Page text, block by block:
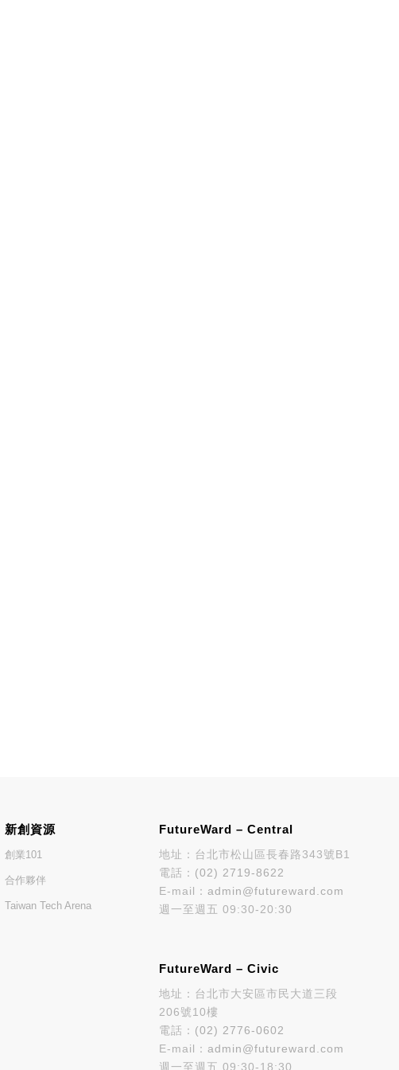
新創資源
創業101
合作夥伴
Taiwan Tech Arena
FutureWard – Central
地址：台北市松山區長春路343號B1
電話： (02) 2719-8622
E-mail： admin@futureward.com
週一至週五 09:30-20:30
FutureWard – Civic
地址：台北市大安區市民大道三段
206號10樓
電話： (02) 2776-0602
E-mail： admin@futureward.com
週一至週五 09:30-18:30